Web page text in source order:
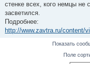
стенке всех, кого немцы не
засветился.
Подробнее:
http://www.zavtra.ru/content/
Показать
Поле